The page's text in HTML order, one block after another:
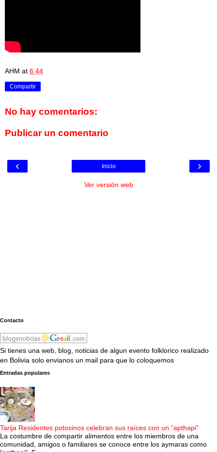
AHM at 6:44
Compartir
No hay comentarios:
Publicar un comentario
‹ ›
Inicio
Ver versión web
Contacto
Si tienes una web, blog, noticias de algun evento folklorico realizado
en Bolivia solo envianos un mail para que lo coloquemos
Entradas populares
Tarija Residentes potosinos celebran sus raíces con un “apthapi”
La costumbre de compartir alimentos entre los miembros de una
comunidad, amigos o familiares se conoce entre los aymaras como